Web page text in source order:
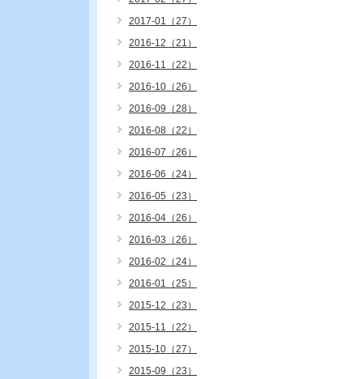
2017-01（27）
2016-12（21）
2016-11（22）
2016-10（26）
2016-09（28）
2016-08（22）
2016-07（26）
2016-06（24）
2016-05（23）
2016-04（26）
2016-03（26）
2016-02（24）
2016-01（25）
2015-12（23）
2015-11（22）
2015-10（27）
2015-09（23）